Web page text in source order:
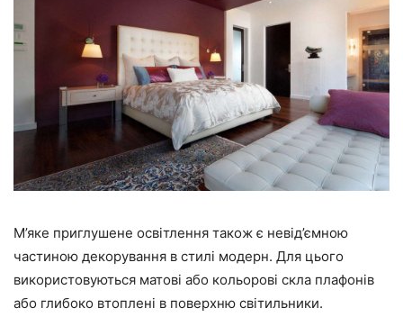
М’яке приглушене освітлення також є невід’ємною
частиною декорування в стилі модерн. Для цього
використовуються матові або кольорові скла плафонів
або глибоко втоплені в поверхню світильники.